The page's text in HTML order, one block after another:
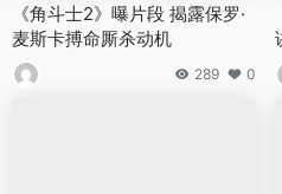
《角斗士2》曝片段 揭露保罗·
麦斯卡搏命厮杀动机
289 0